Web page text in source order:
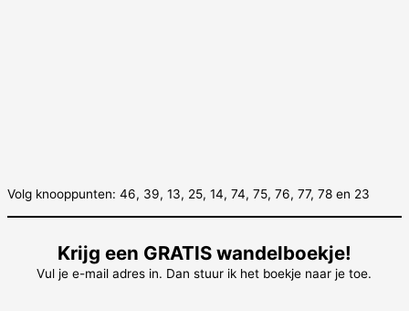
Volg knooppunten: 46, 39, 13, 25, 14, 74, 75, 76, 77, 78 en 23
Krijg een GRATIS wandelboekje!
Vul je e-mail adres in. Dan stuur ik het boekje naar je toe.